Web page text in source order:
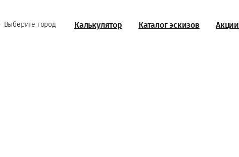
Выберите город Калькулятор Каталог эскизов Акции